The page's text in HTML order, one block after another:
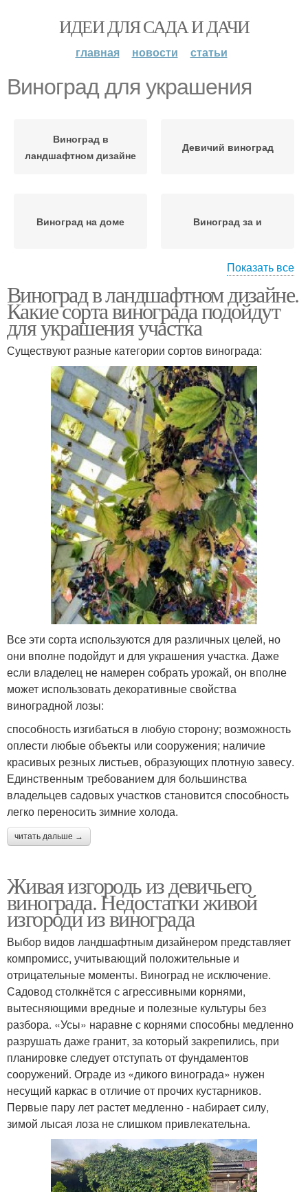
ИДЕИ ДЛЯ САДА И ДАЧИ
главная новости статьи
Виноград для украшения
Виноград в
ландшафтном дизайне
Девичий виноград
Виноград на доме Виноград за и
девичьего винограда
Виноград на участке
Виноград по стене
винограда
Изгороди из винограда
Каркас для девичьего
винограда
Изгородь из винограда Виноград на сетке
Дикий виноград Виноград на заборе
Виноград на рабице Виноград в воде
Виноград в земле Виноград на даче
Пятилисточковый
виноград
Дивичий виноград Виноград на стене
Показать все
Виноград в ландшафтном дизайне.
Какие сорта винограда подойдут
для украшения участка
Существуют разные категории сортов винограда:
Все эти сорта используются для различных целей, но
они вполне подойдут и для украшения участка. Даже
если владелец не намерен собрать урожай, он вполне
может использовать декоративные свойства
виноградной лозы:
способность изгибаться в любую сторону; возможность
оплести любые объекты или сооружения; наличие
красивых резных листьев, образующих плотную завесу.
Единственным требованием для большинства
владельцев садовых участков становится способность
легко переносить зимние холода.
читать дальше →
Живая изгородь из девичьего
винограда. Недостатки живой
изгороди из винограда
Выбор видов ландшафтным дизайнером представляет
компромисс, учитывающий положительные и
отрицательные моменты. Виноград не исключение.
Садовод столкнётся с агрессивными корнями,
вытесняющими вредные и полезные культуры без
разбора. «Усы» наравне с корнями способны медленно
разрушать даже гранит, за который закрепились, при
планировке следует отступать от фундаментов
сооружений. Ограде из «дикого винограда» нужен
несущий каркас в отличие от прочих кустарников.
Первые пару лет растет медленно - набирает силу,
зимой лысая лоза не слишком привлекательна.